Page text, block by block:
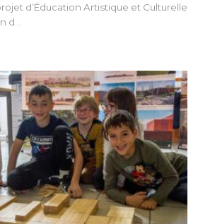
d’Éducation Artistique et Culturelle
d…